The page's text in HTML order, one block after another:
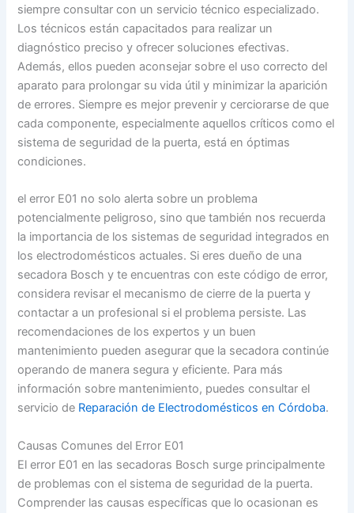
siempre consultar con un servicio técnico especializado.
Los técnicos están capacitados para realizar un
diagnóstico preciso y ofrecer soluciones efectivas.
Además, ellos pueden aconsejar sobre el uso correcto del
aparato para prolongar su vida útil y minimizar la aparición
de errores. Siempre es mejor prevenir y cerciorarse de que
cada componente, especialmente aquellos críticos como el
sistema de seguridad de la puerta, está en óptimas
condiciones.
el error E01 no solo alerta sobre un problema
potencialmente peligroso, sino que también nos recuerda
la importancia de los sistemas de seguridad integrados en
los electrodomésticos actuales. Si eres dueño de una
secadora Bosch y te encuentras con este código de error,
considera revisar el mecanismo de cierre de la puerta y
contactar a un profesional si el problema persiste. Las
recomendaciones de los expertos y un buen
mantenimiento pueden asegurar que la secadora continúe
operando de manera segura y eficiente. Para más
información sobre mantenimiento, puedes consultar el
servicio de Reparación de Electrodomésticos en Córdoba.
Causas Comunes del Error E01
El error E01 en las secadoras Bosch surge principalmente
de problemas con el sistema de seguridad de la puerta.
Comprender las causas específicas que lo ocasionan es